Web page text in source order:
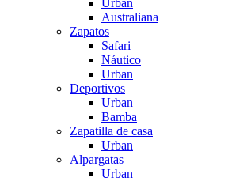
Urban
Australiana
Zapatos
Safari
Náutico
Urban
Deportivos
Urban
Bamba
Zapatilla de casa
Urban
Alpargatas
Urban